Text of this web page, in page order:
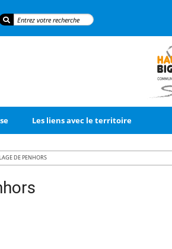
Les liens avec le territoire
DE PENHORS